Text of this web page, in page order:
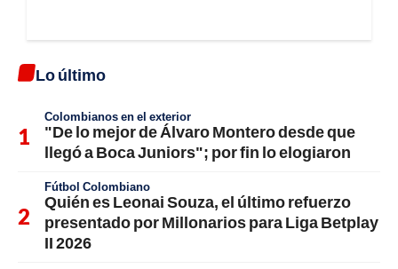
Lo último
Colombianos en el exterior
"De lo mejor de Álvaro Montero desde que
llegó a Boca Juniors"; por fin lo elogiaron
Fútbol Colombiano
Quién es Leonai Souza, el último refuerzo
presentado por Millonarios para Liga Betplay
II 2026